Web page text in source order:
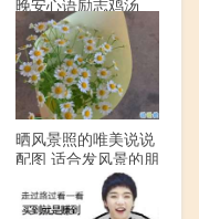
晚安心语励志鸡汤
晒风景照的唯美说说
配图 适合发风景的朋